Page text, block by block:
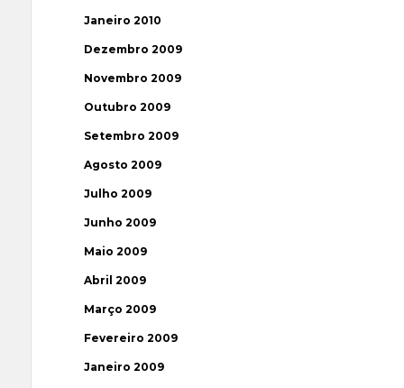
Janeiro 2010
Dezembro 2009
Novembro 2009
Outubro 2009
Setembro 2009
Agosto 2009
Julho 2009
Junho 2009
Maio 2009
Abril 2009
Março 2009
Fevereiro 2009
Janeiro 2009